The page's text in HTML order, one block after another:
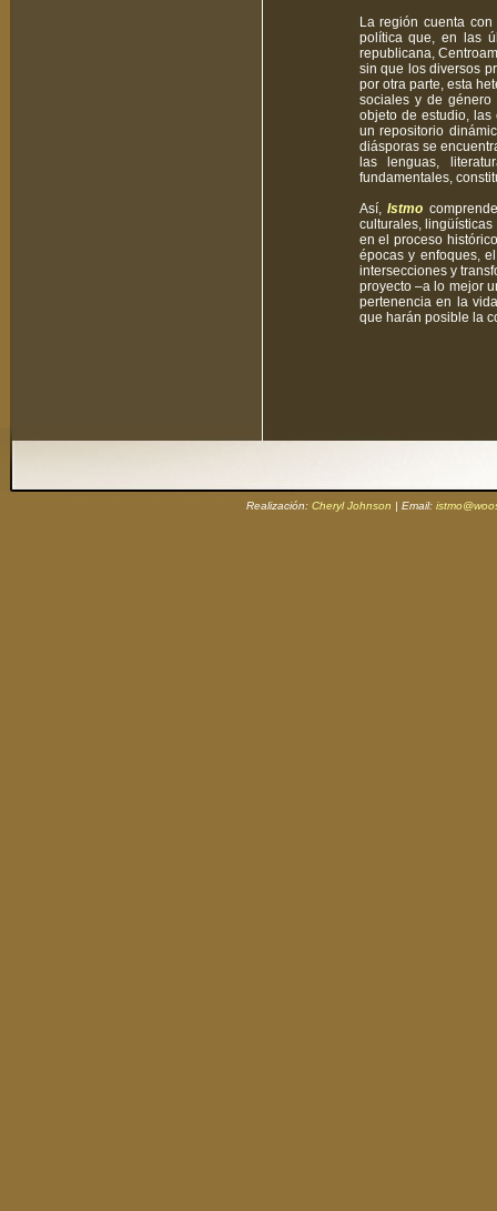
La región cuenta
política que, en las
republicana,
sin que los diversos
por otra parte, esta
sociales y de género
objeto de estudio, las
un repositorio
diásporas se
las lenguas,
fundamentales,
Así,Istmo
culturales,
en el proceso
épocas y enfoques,
intersecciones y
proyecto –a lo mejor
pertenencia en la
que harán posible la
Realización: Cheryl Johnson | Email: